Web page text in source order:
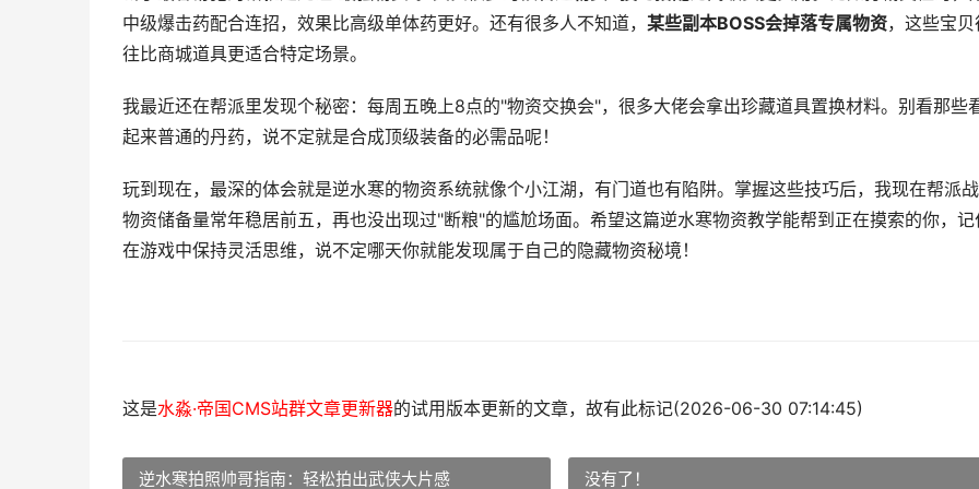
中级爆击药配合连招，效果比高级单体药更好。还有很多人不知道， 某些副本BOSS会掉落专属物资，这些宝贝
往比商城道具更适合特定场景。
我最近还在帮派里发现个秘密：每周五晚上8点的"物资交换会"，很多大佬会拿出珍藏道具置换材料。别看那些
起来普通的丹药，说不定就是合成顶级装备的必需品呢！
玩到现在，最深的体会就是逆水寒的物资系统就像个小江湖，有门道也有陷阱。掌握这些技巧后，我现在帮派
物资储备量常年稳居前五，再也没出现过"断粮"的尴尬场面。希望这篇逆水寒物资教学能帮到正在摸索的你，记
在游戏中保持灵活思维，说不定哪天你就能发现属于自己的隐藏物资秘境！
这是水淼·帝国CMS站群文章更新器的试用版本更新的文章，故有此标记(2026-06-30 07:14:45)
逆水寒拍照帅哥指南：轻松拍出武侠大片感 没有了！